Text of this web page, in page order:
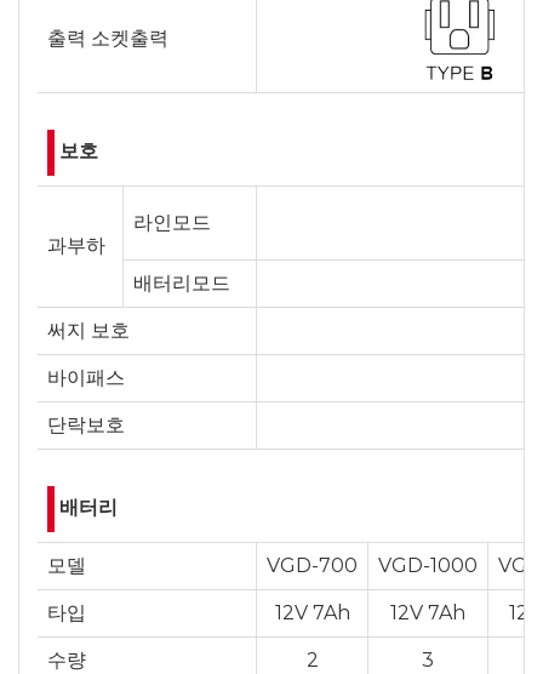
출력 소켓출력
보호
과부하
라인모드
배터리모드
써지 보호
바이패스
단락보호
배터리
모델 VGD-700 VGD-1000
타입 12V 7Ah 12V 7Ah
수량 2 3